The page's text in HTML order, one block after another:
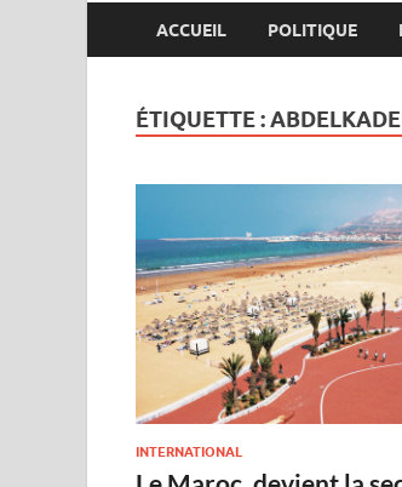
ACCUEIL POLITIQUE
ÉTIQUETTE :
INTERNATIONAL